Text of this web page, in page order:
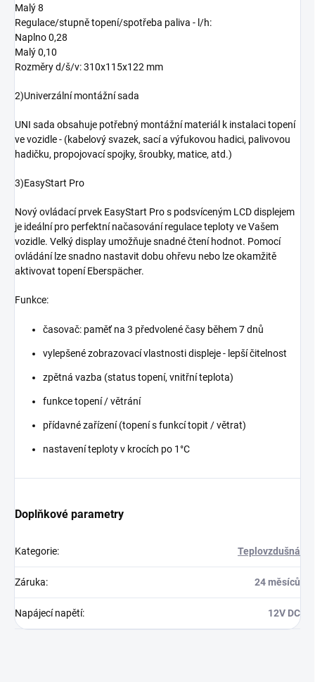
Malý 8
Regulace/stupně topení/spotřeba paliva - l/h:
Naplno 0,28
Malý 0,10
Rozměry d/š/v: 310x115x122 mm
2)Univerzální montážní sada
UNI sada obsahuje potřebný montážní materiál k instalaci topení
ve vozidle - (kabelový svazek, sací a výfukovou hadici, palivovou
hadičku, propojovací spojky, šroubky, matice, atd.)
3)EasyStart Pro
Nový ovládací prvek EasyStart Pro s podsvíceným LCD displejem
je ideální pro perfektní načasování regulace teploty ve Vašem
vozidle. Velký display umožňuje snadné čtení hodnot. Pomocí
ovládání lze snadno nastavit dobu ohřevu nebo lze okamžitě
aktivovat topení Eberspächer.
Funkce:
časovač: paměť na 3 předvolené časy během 7 dnů
vylepšené zobrazovací vlastnosti displeje - lepší čitelnost
zpětná vazba (status topení, vnitřní teplota)
funkce topení / větrání
přídavné zařízení (topení s funkcí topit / větrat)
nastavení teploty v krocích po 1°C
Doplňkové parametry
Kategorie: Teplovzdušná
Záruka: 24 měsíců
Napájecí napětí: 12V DC